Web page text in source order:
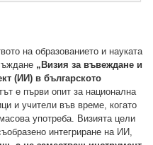
на образованието и науката
„Визия за въвеждане и
(ИИ) в българското
е първи опит за национална
и учители във време, когато
употреба. Визията цели
интегриране на ИИ,